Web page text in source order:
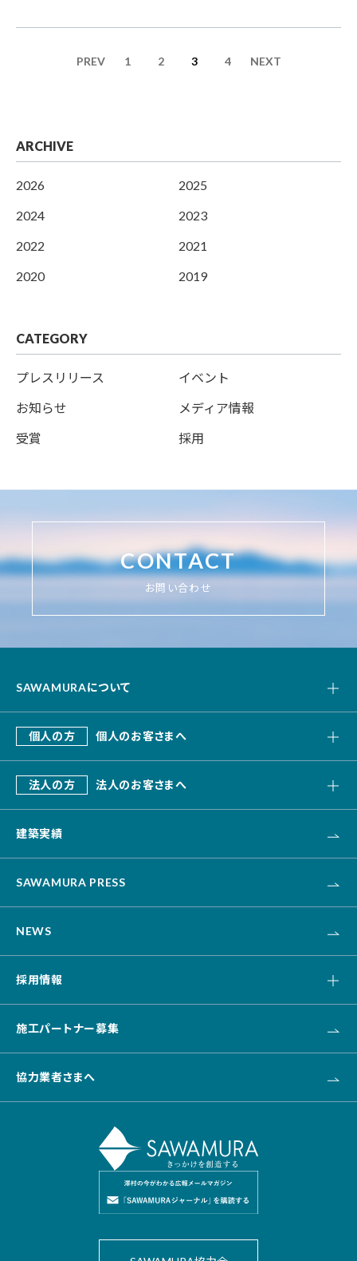
PREV 1 2 3 4 NEXT
ARCHIVE
2026
2025
2024
2023
2022
2021
2020
2019
CATEGORY
プレスリリース
イベント
お知らせ
メディア情報
受賞
採用
CONTACT
お問い合わせ
SAWAMURAについて
私たちの強み
会社概要
個人の方 個人のお客さまへ
SAWAMURA建築設計
リフォーム・リノベーション
不動産
法人の方 法人のお客さまへ
デザインビルド
オフィス・事務所
改修・リニューアル
建築実績
SAWAMURA PRESS
NEWS
採用情報
キャリア採用
新卒採用
施工パートナー募集
協力業者さまへ